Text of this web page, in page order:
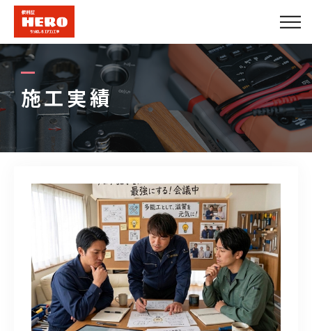
施工実績
会社概要
エアコンメニュー
便利屋メニュー
施工実績
法人のお客様
プロパートナー募集
スポットスタッフ募集中